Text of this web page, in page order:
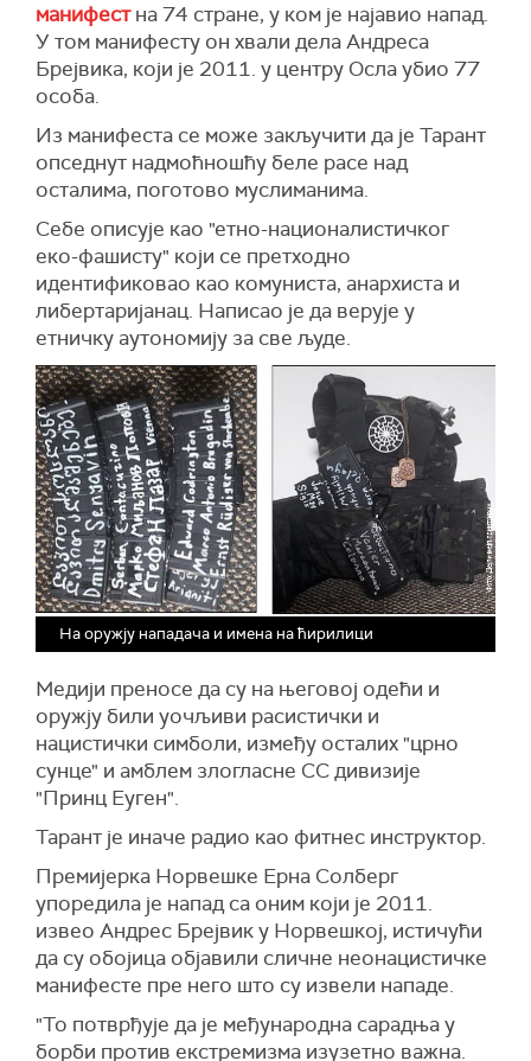
манифестна 74 стране, у ком је најавио напад.
У том манифесту он хвали дела Андреса
Брејвика, који је 2011. у центру Осла убио 77
особа.
Из манифеста се може закључити да је Тарант
опседнут надмоћношћу беле расе над
осталима, поготово муслиманима.
Себе описује као "етно-националистичког
еко-фашисту" који се претходно
идентификовао као комуниста, анархиста и
либертаријанац. Написао је да верује у
етничку аутономију за све људе.
На оружју нападача и имена на ћирилици
Медији преносе да су на његовој одећи и
оружју били уочљиви расистички и
нацистички симболи, између осталих "црно
сунце" и амблем злогласне СС дивизије
"Принц Еуген".
Taрант је иначе радио као фитнес инструктор.
Премијерка Норвешке Ерна Солберг
упоредила је напад са оним који је 2011.
извео Андрес Брејвик у Норвешкој, истичући
да су обојица објавили сличне неонацистичке
манифесте пре него што су извели нападе.
"То потврђује да је међународна сарадња у
борби против екстремизма изузетно важна.